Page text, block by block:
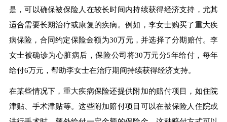
是，可以确保被保险人在较长时间内持续获得经济支持，尤其
适合需要长期治疗或康复的疾病。例如，李女士购买了重大疾
病保险，合同约定保险金额为30万元，并选择了分期赔付。李
女士被确诊为心脏病后，保险公司将30万元分5年给付，每年
给付6万元，帮助李女士在治疗期间持续获得经济支持。
在某些情况下，重大疾病保险还提供附加的赔付项目，如住院
津贴、手术津贴等。这些附加赔付项目可以在被保险人住院或